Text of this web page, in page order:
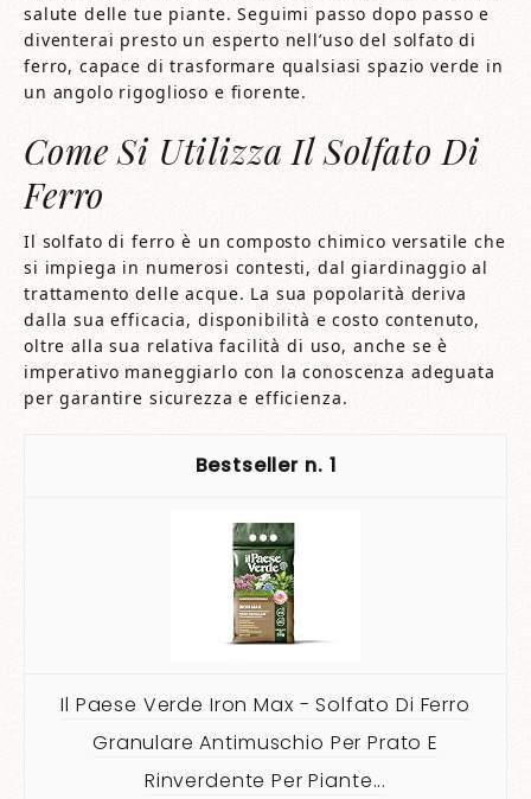
salute delle tue piante. Seguimi passo dopo passo e
diventerai presto un esperto nell’uso del solfato di
ferro, capace di trasformare qualsiasi spazio verde in
un angolo rigoglioso e fiorente.
Come Si Utilizza Il Solfato Di
Ferro
Il solfato di ferro è un composto chimico versatile che
si impiega in numerosi contesti, dal giardinaggio al
trattamento delle acque. La sua popolarità deriva
dalla sua efficacia, disponibilità e costo contenuto,
oltre alla sua relativa facilità di uso, anche se è
imperativo maneggiarlo con la conoscenza adeguata
per garantire sicurezza e efficienza.
1
Il Paese Verde Iron Max - Solfato Di Ferro
Granulare Antimuschio Per Prato E
Rinverdente Per Piante...